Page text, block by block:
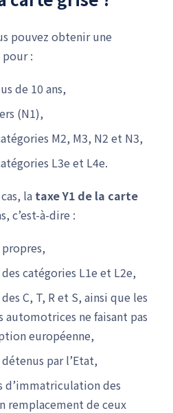
pouvez obtenir une
pour :
de 10 ans,
(N1),
M2, M3, N2 et N3,
L3e et L4e.
la taxe Y1 de la carte
c’est-à-dire :
catégories L1e et L2e,
C, T, R et S, ainsi que les
automotrices ne faisant pas
européenne,
par l’Etat,
d’immatriculation des
remplacement de ceux